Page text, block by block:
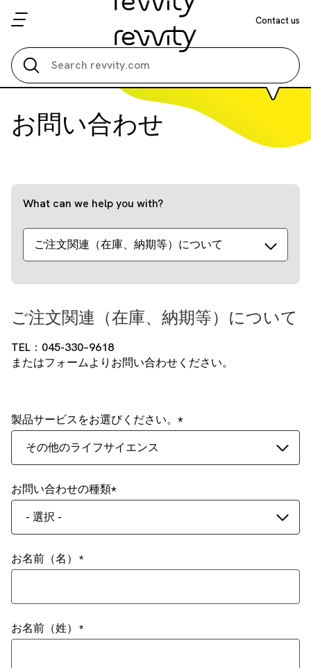
Contact us
お問い合わせ
What can we help you with?
ご注文関連（在庫、納期等）について
ご注文関連（在庫、納期等）について
TEL：045-330–9618
またはフォームよりお問い合わせください。
製品サービスをお選びください。
その他のライフサイエンス
お問い合わせの種類
- 選択 -
お名前（名）
お名前（姓）